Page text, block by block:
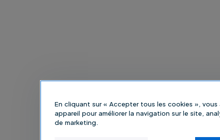
En cliquant sur « Accepter tous les cookies »,
appareil pour améliorer la navigation sur le site,
de marketing.